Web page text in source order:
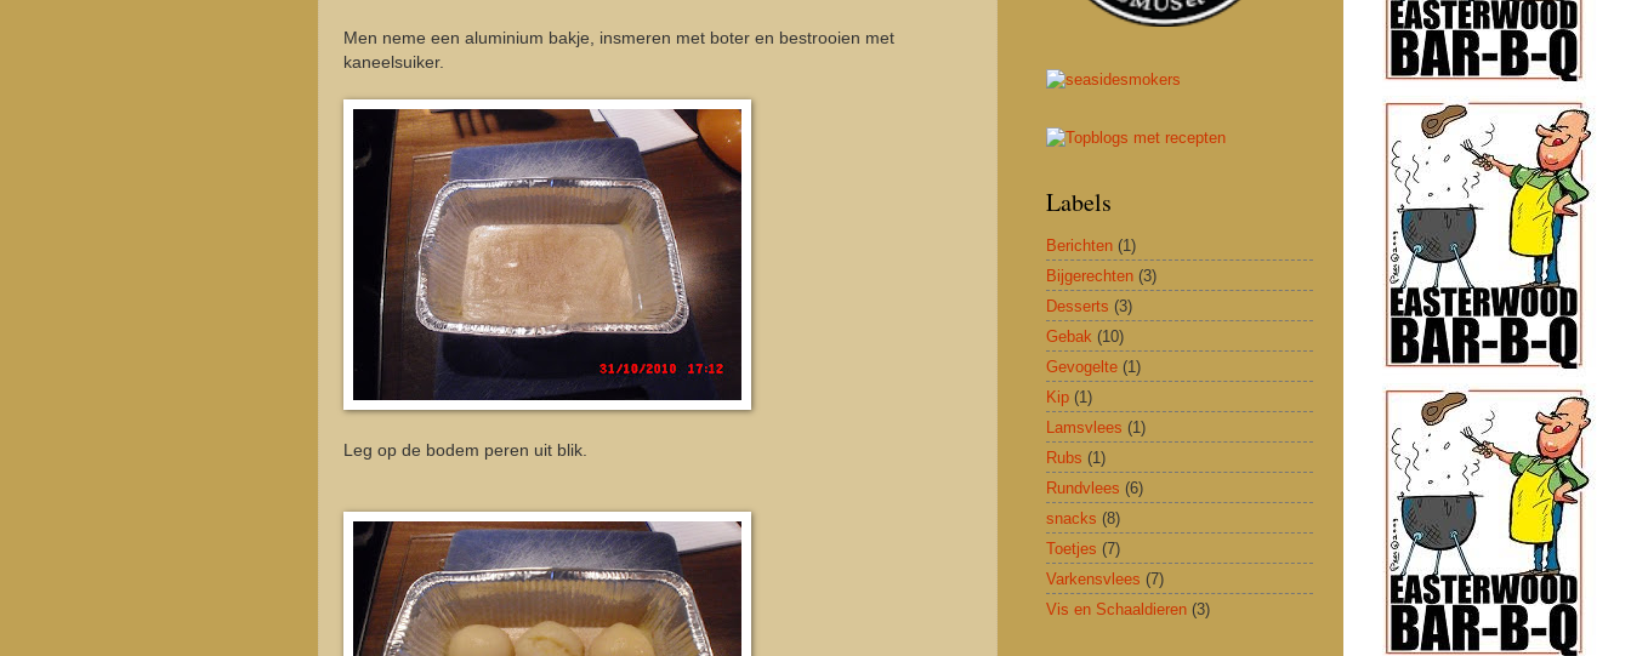
Men neme een aluminium bakje, insmeren met boter en bestrooien met
kaneelsuiker.
Leg op de bodem peren uit blik.
Labels
Berichten (1)
Bijgerechten (3)
Desserts (3)
Gebak (10)
Gevogelte (1)
Kip (1)
Lamsvlees (1)
Rubs (1)
Rundvlees (6)
snacks (8)
Toetjes (7)
Varkensvlees (7)
Vis en Schaaldieren (3)